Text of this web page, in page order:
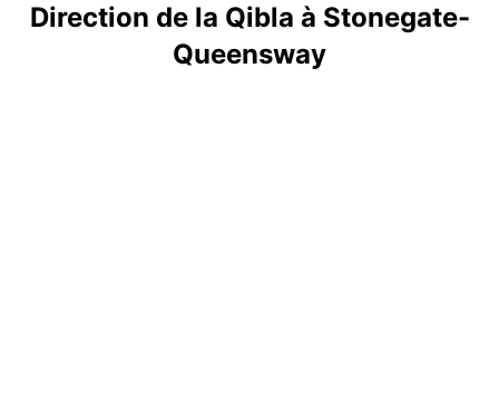
Direction de la Qibla à Stonegate-
Queensway